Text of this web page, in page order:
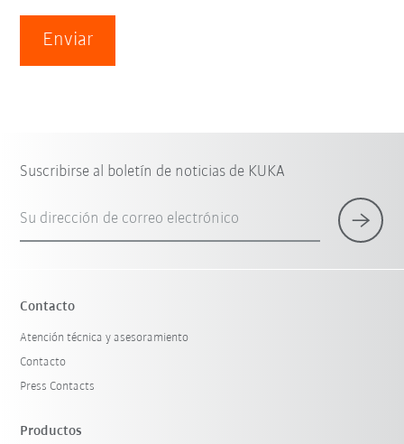
Enviar
Suscribirse al boletín de noticias de KUKA
Su dirección de correo electrónico
Contacto
Atención técnica y asesoramiento
Contacto
Press Contacts
Productos